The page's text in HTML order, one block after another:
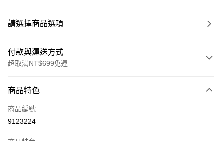
請選擇商品選項
付款與運送方式
超取滿NT$699免運
信用卡一次付款
超商取貨付款
商品特色
商品編號
9123224